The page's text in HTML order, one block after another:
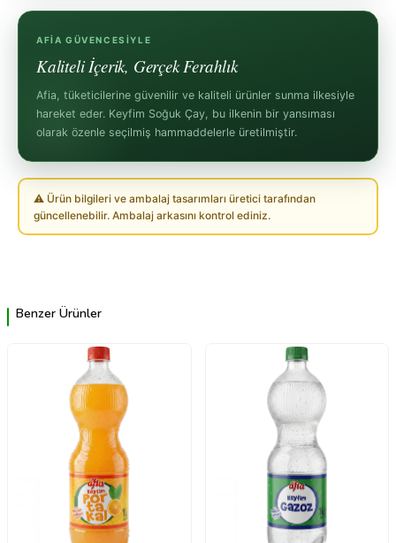
AFIA GÜVENCESIYLE
Kaliteli İçerik, Gerçek Ferahlık
Afia, tüketicilerine güvenilir ve kaliteli ürünler sunma ilkesiyle
hareket eder. Keyfim Soğuk Çay, bu ilkenin bir yansıması
olarak özenle seçilmiş hammaddelerle üretilmiştir.
⚠ Ürün bilgileri ve ambalaj tasarımları üretici tarafından
güncellenebilir. Ambalaj arkasını kontrol ediniz.
Benzer Ürünler